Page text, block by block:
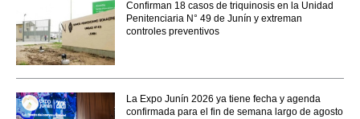
Confirman 18 casos de triquinosis en la Unidad
Penitenciaria N° 49 de Junín y extreman
controles preventivos
La Expo Junín 2026 ya tiene fecha y agenda
confirmada para el fin de semana largo de agosto